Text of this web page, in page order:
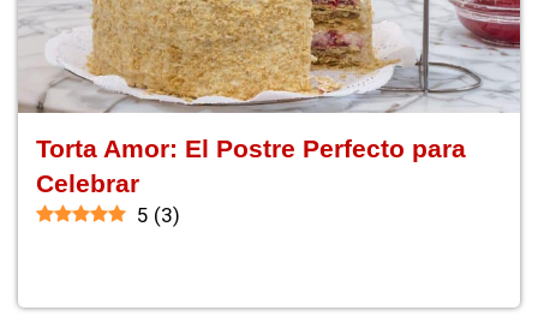
Torta Amor: El Postre Perfecto para
Celebrar
5 (3)